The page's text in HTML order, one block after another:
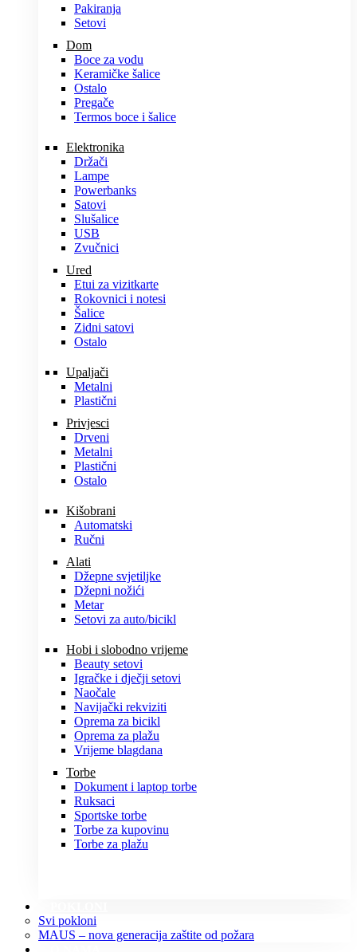
Pakiranja
Setovi
Dom
Boce za vodu
Keramičke šalice
Ostalo
Pregače
Termos boce i šalice
Elektronika
Držači
Lampe
Powerbanks
Satovi
Slušalice
USB
Zvučnici
Ured
Etui za vizitkarte
Rokovnici i notesi
Šalice
Zidni satovi
Ostalo
Upaljači
Metalni
Plastični
Privjesci
Drveni
Metalni
Plastični
Ostalo
Kišobrani
Automatski
Ručni
Alati
Džepne svjetiljke
Džepni nožići
Metar
Setovi za auto/bicikl
Hobi i slobodno vrijeme
Beauty setovi
Igračke i dječji setovi
Naočale
Navijački rekviziti
Oprema za bicikl
Oprema za plažu
Vrijeme blagdana
Torbe
Dokument i laptop torbe
Ruksaci
Sportske torbe
Torbe za kupovinu
Torbe za plažu
Svi pokloni
MAUS – nova generacija zaštite od požara